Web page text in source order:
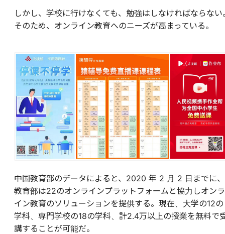
しかし、学校に行けなくても、勉強はしなければならない
そのため、オンライン教育へのニーズが高まっている。
中国教育部のデータによると、2020 年 2 月 2 日までに、
教育部は22のオンラインプラットフォームと協力しオンラ
イン教育のソリューションを提供する。現在、大学の12の
学科、専門学校の18の学科、計2.4万以上の授業を無料で
講することが可能だ。